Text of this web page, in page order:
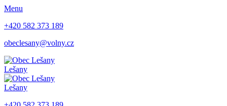
Menu
+420 582 373 189
obeclesany@volny.cz
Lešany
Lešany